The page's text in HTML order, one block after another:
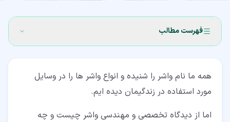
فهرست مطالب
همه ما نام واشر را شنیده و انواع واشر ها را در وسایل
مورد استفاده در زندگیمان دیده ایم.
اما از دیدگاه تخصصی و مهندسی واشر چیست و چه